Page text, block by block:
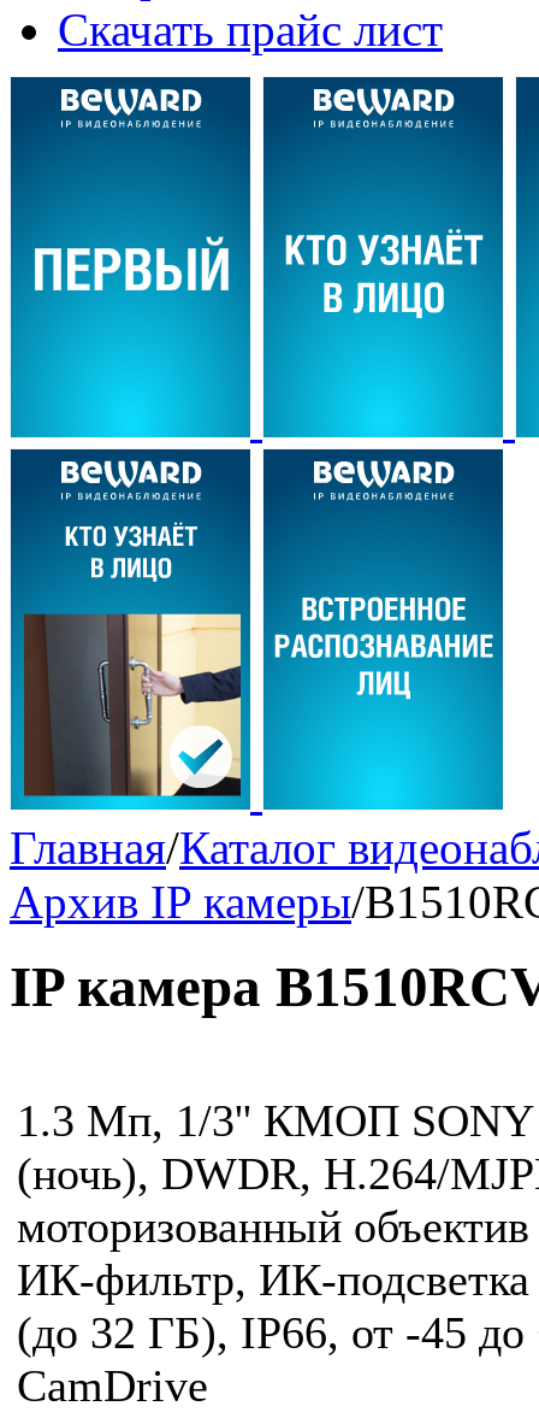
Скачать прайс лист
Главная/Каталог
Архив IP камеры/
IP камера
1.3 Мп, 1/3'' КМОП SONY
(ночь), DWDR, H.264/
моторизованный
ИК-фильтр, ИК-
(до 32 ГБ), IP66, от -45 до
CamDrive